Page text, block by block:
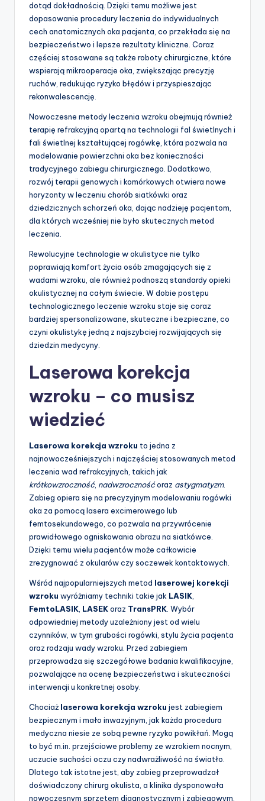
dotąd dokładnością. Dzięki temu możliwe jest
dopasowanie procedury leczenia do indywidualnych
cech anatomicznych oka pacjenta, co przekłada się na
bezpieczeństwo i lepsze rezultaty kliniczne. Coraz
częściej stosowane są także roboty chirurgiczne, które
wspierają mikrooperacje oka, zwiększając precyzję
ruchów, redukując ryzyko błędów i przyspieszając
rekonwalescencję.
Nowoczesne metody leczenia wzroku obejmują również
terapię refrakcyjną opartą na technologii fal świetlnych i
fali świetlnej kształtującej rogówkę, która pozwala na
modelowanie powierzchni oka bez konieczności
tradycyjnego zabiegu chirurgicznego. Dodatkowo,
rozwój terapii genowych i komórkowych otwiera nowe
horyzonty w leczeniu chorób siatkówki oraz
dziedzicznych schorzeń oka, dając nadzieję pacjentom,
dla których wcześniej nie było skutecznych metod
leczenia.
Rewolucyjne technologie w okulistyce nie tylko
poprawiają komfort życia osób zmagających się z
wadami wzroku, ale również podnoszą standardy opieki
okulistycznej na całym świecie. W dobie postępu
technologicznego leczenie wzroku staje się coraz
bardziej spersonalizowane, skuteczne i bezpieczne, co
czyni okulistykę jedną z najszybciej rozwijających się
dziedzin medycyny.
Laserowa korekcja
wzroku – co musisz
wiedzieć
Laserowa korekcja wzroku to jedna z
najnowocześniejszych i najczęściej stosowanych metod
leczenia wad refrakcyjnych, takich jak
krótkowzroczność, nadwzrocznośćoraz astygmatyzm.
Zabieg opiera się na precyzyjnym modelowaniu rogówki
oka za pomocą lasera excimerowego lub
femtosekundowego, co pozwala na przywrócenie
prawidłowego ogniskowania obrazu na siatkówce.
Dzięki temu wielu pacjentów może całkowicie
zrezygnować z okularów czy soczewek kontaktowych.
Wśród najpopularniejszych metod laserowej korekcji
wzroku wyróżniamy techniki takie jak LASIK,
FemtoLASIK, LASEKoraz TransPRK. Wybór
odpowiedniej metody uzależniony jest od wielu
czynników, w tym grubości rogówki, stylu życia pacjenta
oraz rodzaju wady wzroku. Przed zabiegiem
przeprowadza się szczegółowe badania kwalifikacyjne,
pozwalające na ocenę bezpieczeństwa i skuteczności
interwencji u konkretnej osoby.
Chociaż laserowa korekcja wzroku jest zabiegiem
bezpiecznym i mało inwazyjnym, jak każda procedura
medyczna niesie ze sobą pewne ryzyko powikłań. Mogą
to być m.in. przejściowe problemy ze wzrokiem nocnym,
uczucie suchości oczu czy nadwrażliwość na światło.
Dlatego tak istotne jest, aby zabieg przeprowadzał
doświadczony chirurg okulista, a klinika dysponowała
nowoczesnym sprzętem diagnostycznym i zabiegowym.